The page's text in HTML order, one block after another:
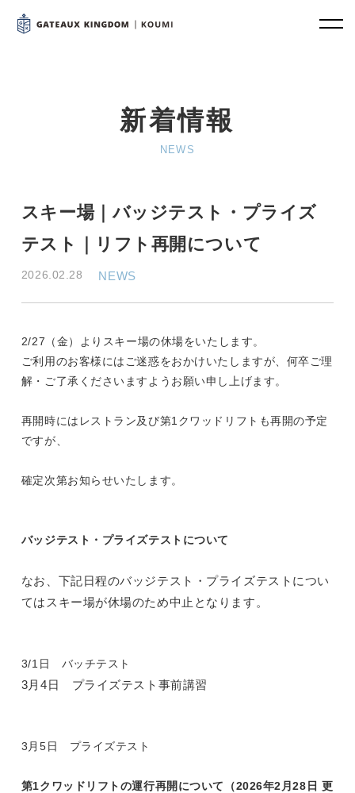
新着情報
NEWS
スキー場｜バッジテスト・プライズ
テスト｜リフト再開について
2026.02.28 NEWS
2/27（金）よりスキー場の休場をいたします。
ご利用のお客様にはご迷惑をおかけいたしますが、 何卒ご理
解・ご了承くださいますようお願い申し上げます。
再開時にはレストラン及び第1クワッドリフトも再開の予定
ですが、
確定次第お知らせいたします。
バッジテスト・プライズテストについて
なお、下記日程のバッジテスト・プライズテストについ
てはスキー場が休場のため中止となります。
3/1日 バッチテスト
3月4日 プライズテスト事前講習
3月5日 プライズテスト
第1クワッドリフトの運行再開について（2026年2月28日 更